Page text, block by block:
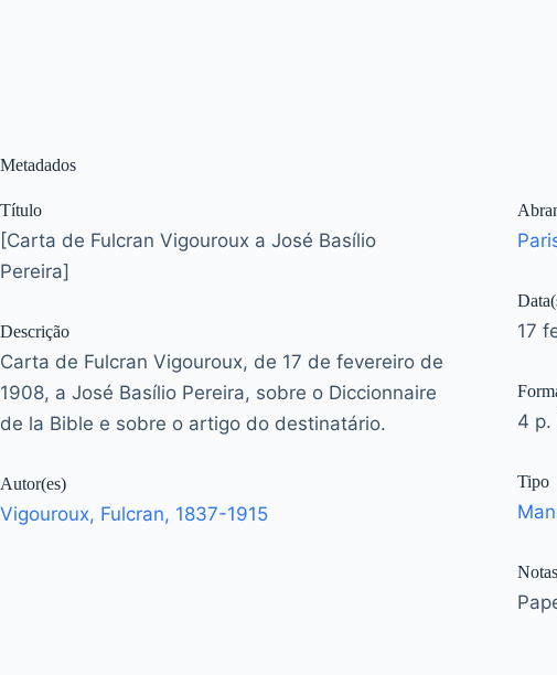
Metadados
Título
[Carta de Fulcran Vigouroux a José Basílio
Pereira]
Descrição
Carta de Fulcran Vigouroux, de 17 de fevereiro de
1908, a José Basílio Pereira, sobre o Diccionnaire
de la Bible e sobre o artigo do destinatário.
Autor(es)
Vigouroux, Fulcran, 1837-1915
17
4 p.
Tipo
Notas